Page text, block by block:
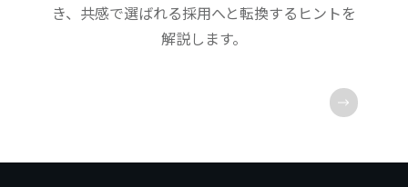
き、共感で選ばれる採用へと転換するヒントを
解説します。